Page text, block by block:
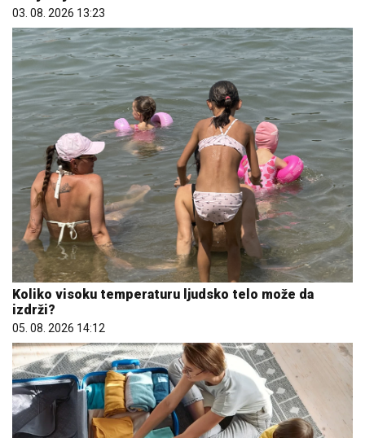
03. 08. 2026 13:23
Koliko visoku temperaturu ljudsko telo može da
izdrži?
05. 08. 2026 14:12